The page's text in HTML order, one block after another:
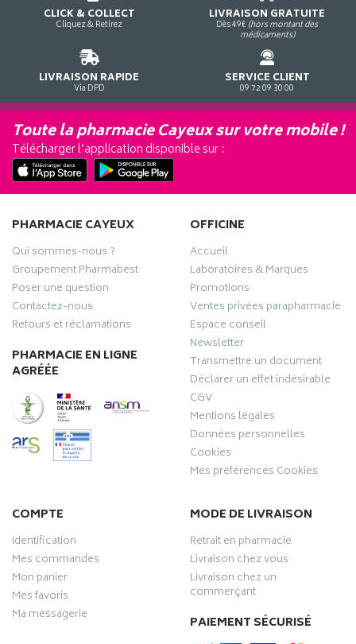
CLICK & COLLECT
Cliquez & Retirez
LIVRAISON GRATUITE
Dès 49€ (hors montant des
médicaments)
LIVRAISON RAPIDE
Via DPD
SERVICE CLIENT
09 72 09 30 00
Toute la pharmacie Cayeux sur votre mobile !
Télécharger l’application disponible sur :
PHARMACIE CAYEUX
Qui sommes-nous ?
Groupement Pharmabest
Poser une question
Contactez-nous
Retours et réclamations
PHARMACIE EN LIGNE
AGRÉÉE
OFFICINE
Accueil
Laboratoires & Marques
Promotions
Ventes privées parapharmacie
Espace conseil
Newsletter
Transmettre un document
Déclarer un effet indésirable
CGV
Mentions légales
Données personnelles
Cookies
Mes préférences Cookies
COMPTE
Identification
Mes commandes
Mon panier
Mes favoris
Ma messagerie
MODE DE LIVRAISON
Retrait en pharmacie
Livraison chez vous
Livraison chez un
commerçant
PAIEMENT SÉCURISÉ